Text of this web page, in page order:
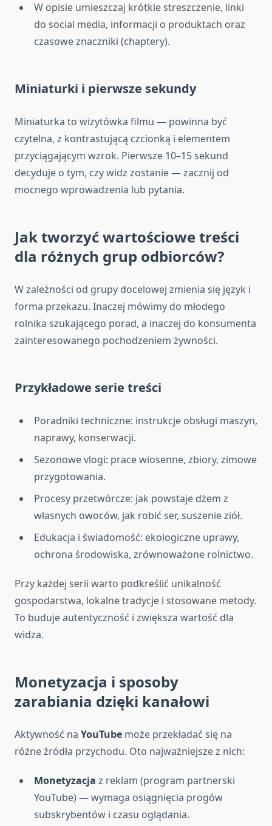
W opisie umieszczaj krótkie streszczenie, linki
do social media, informacji o produktach oraz
czasowe znaczniki (chaptery).
Miniaturki i pierwsze sekundy
Miniaturka to wizytówka filmu — powinna być
czytelna, z kontrastującą czcionką i elementem
przyciągającym wzrok. Pierwsze 10–15 sekund
decyduje o tym, czy widz zostanie — zacznij od
mocnego wprowadzenia lub pytania.
Jak tworzyć wartościowe treści
dla różnych grup odbiorców?
W zależności od grupy docelowej zmienia się język i
forma przekazu. Inaczej mówimy do młodego
rolnika szukającego porad, a inaczej do konsumenta
zainteresowanego pochodzeniem żywności.
Przykładowe serie treści
Poradniki techniczne: instrukcje obsługi maszyn,
naprawy, konserwacji.
Sezonowe vlogi: prace wiosenne, zbiory, zimowe
przygotowania.
Procesy przetwórcze: jak powstaje dżem z
własnych owoców, jak robić ser, suszenie ziół.
Edukacja i świadomość: ekologiczne uprawy,
ochrona środowiska, zrównoważone rolnictwo.
Przy każdej serii warto podkreślić unikalność
gospodarstwa, lokalne tradycje i stosowane metody.
To buduje autentyczność i zwiększa wartość dla
widza.
Monetyzacja i sposoby
zarabiania dzięki kanałowi
Aktywność na YouTube może przekładać się na
różne źródła przychodu. Oto najważniejsze z nich:
Monetyzacja z reklam (program partnerski
YouTube) — wymaga osiągnięcia progów
subskrybentów i czasu oglądania.